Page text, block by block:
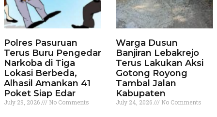
Polres Pasuruan
Terus Buru Pengedar
Narkoba di Tiga
Lokasi Berbeda,
Alhasil Amankan 41
Poket Siap Edar
July 29, 2026 No Comments
Warga Dusun
Banjiran Lebakrejo
Terus Lakukan Aksi
Gotong Royong
Tambal Jalan
Kabupaten
July 24, 2026 No Comments